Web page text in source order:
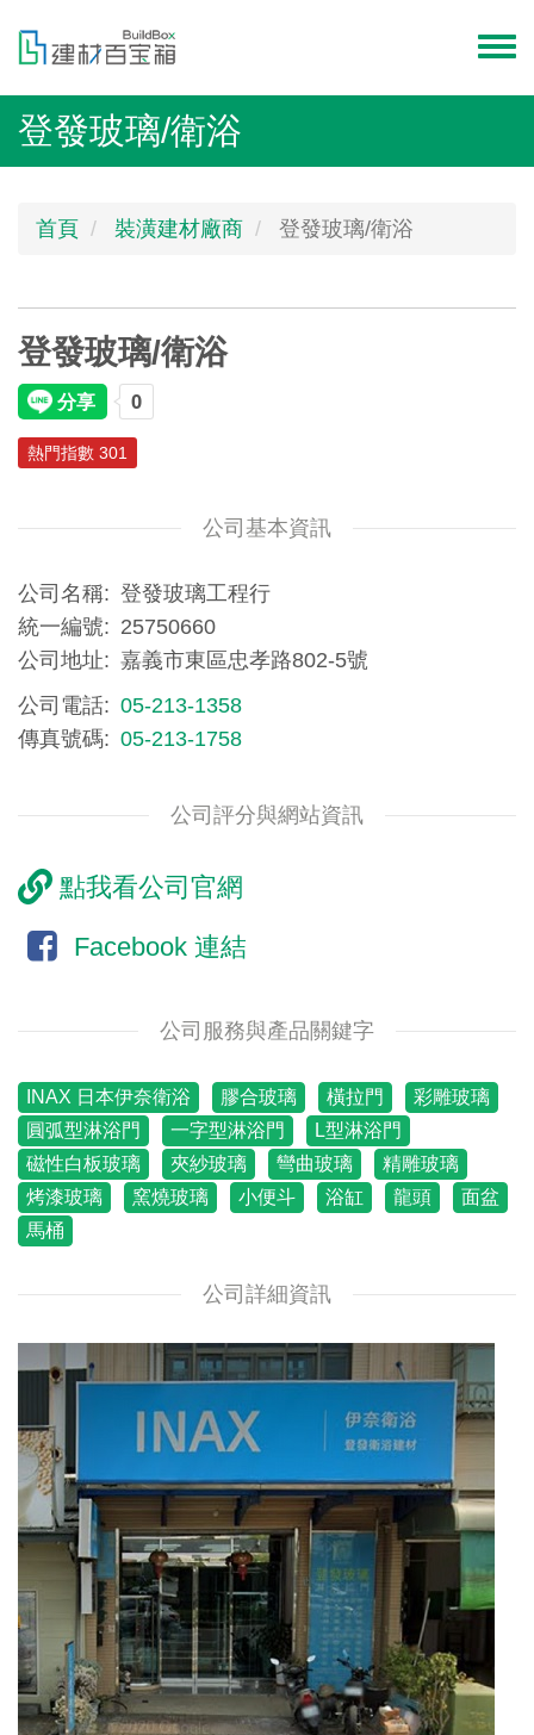
menu
登發玻璃/衛浴
首頁 裝潢建材廠商 登發玻璃/衛浴
登發玻璃/衛浴
熱門指數 301
公司基本資訊
公司名稱
登發玻璃工程行
統一編號
25750660
公司地址
嘉義市東區忠孝路802-5號
公司電話
05-213-1358
傳真號碼
05-213-1758
公司評分與網站資訊
點我看公司官網
Facebook 連結
公司服務與產品關鍵字
INAX 日本伊奈衛浴 膠合玻璃 橫拉門
彩雕玻璃
圓弧型淋浴門
一字型淋浴門
L型淋浴門
磁性白板玻璃
夾紗玻璃 彎曲玻璃
精雕玻璃
烤漆玻璃
窯燒玻璃 小便斗 浴缸 龍頭
面盆
馬桶
公司詳細資訊